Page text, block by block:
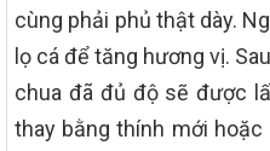
cùng phải phủ thật dày.
lọ cá để tăng hương vị.
chua đã đủ độ sẽ được
thay bằng thính mới